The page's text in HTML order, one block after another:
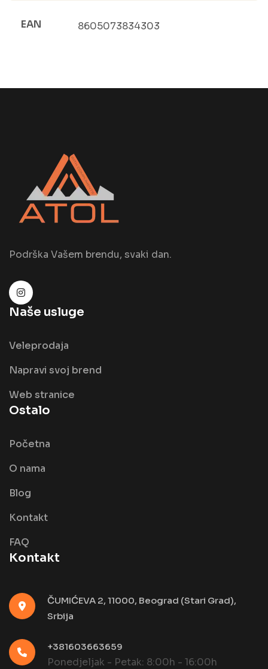
EAN 8605073834303
Podrška Vašem brendu, svaki dan.
Naše usluge
Veleprodaja
Napravi svoj brend
Web stranice
Ostalo
Početna
O nama
Blog
Kontakt
FAQ
Kontakt
ČUMIĆEVA 2, 11000, Beograd (Stari Grad),
Srbija
+381603663659
Ponedjeljak - Petak: 8:00h - 16:00h